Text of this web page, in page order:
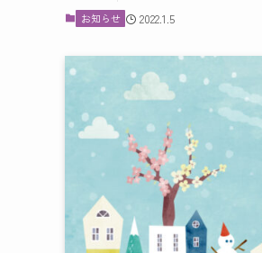
お知らせ 2022.1.5